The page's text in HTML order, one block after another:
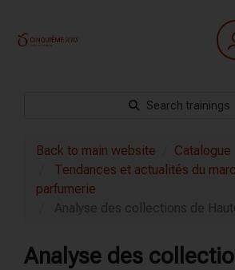
Search trainings
Back to main website
Catalogue
Tendances et actualités du
parfumerie
Analyse des collections de
Analyse des